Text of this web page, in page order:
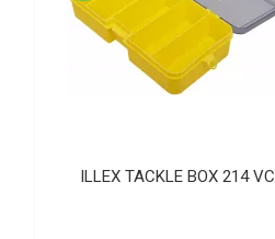
ILLEX TACKLE BOX 214 VC